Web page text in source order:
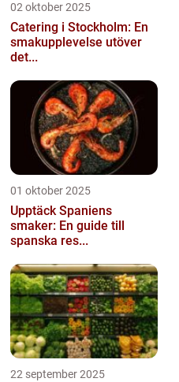
02 oktober 2025
Catering i Stockholm: En
smakupplevelse utöver
det...
01 oktober 2025
Upptäck Spaniens
smaker: En guide till
spanska res...
22 september 2025